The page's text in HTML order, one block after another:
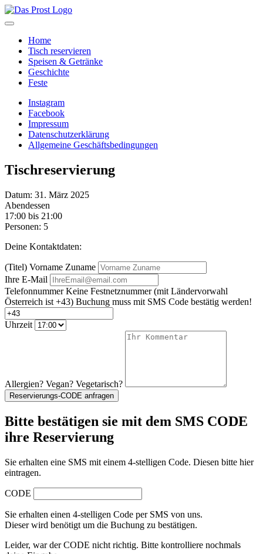
Home
Tisch reservieren
Speisen & Getränke
Geschichte
Feste
Instagram
Facebook
Impressum
Datenschutzerklärung
Allgemeine Geschäftsbedingungen
Tischreservierung
Datum: 31. März 2025
Abendessen
17:00 bis 21:00
Personen: 5
Deine Kontaktdaten:
(Titel) Vorname Zuname
Ihre E-Mail
TelefonnummerKeine Festnetznummer (mit Ländervorwahl
Österreich ist +43) Buchung muss mit SMS Code bestätig werden!
Uhrzeit
Allergien? Vegan? Vegetarisch?
Reservierungs-CODE anfragen
Bitte bestätigen sie mit dem SMS CODE
ihre Reservierung
Sie erhalten eine SMS mit einem 4-stelligen Code. Diesen bitte hier
eintragen.
CODE
Sie erhalten einen 4-stelligen Code per SMS von uns.
Dieser wird benötigt um die Buchung zu bestätigen.
Leider, war der CODE nicht richtig. Bitte kontrolliere nochmals